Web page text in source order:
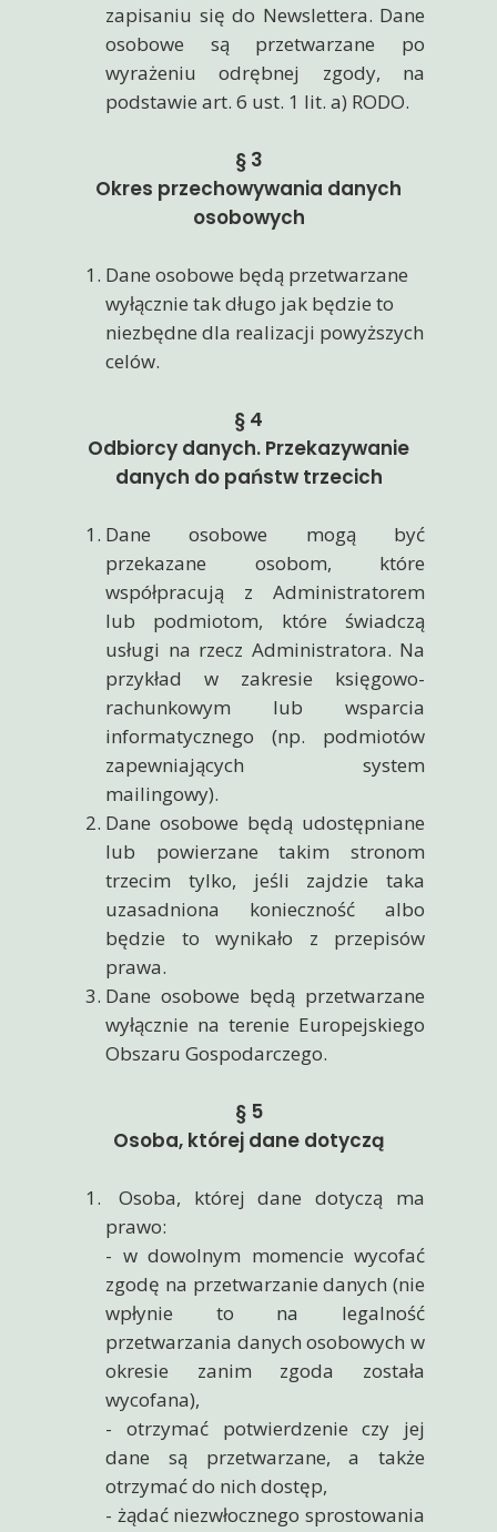
zapisaniu się do Newslettera. Dane
osobowe są przetwarzane po
wyrażeniu odrębnej zgody, na
podstawie art. 6 ust. 1 lit. a) RODO.
§ 3
Okres przechowywania danych
osobowych
Dane osobowe będą przetwarzane
wyłącznie tak długo jak będzie to
niezbędne dla realizacji powyższych
celów.
§ 4
Odbiorcy danych. Przekazywanie
danych do państw trzecich
Dane osobowe mogą być
przekazane osobom, które
współpracują z Administratorem
lub podmiotom, które świadczą
usługi na rzecz Administratora. Na
przykład w zakresie księgowo-
rachunkowym lub wsparcia
informatycznego (np. podmiotów
zapewniających system
mailingowy).
Dane osobowe będą udostępniane
lub powierzane takim stronom
trzecim tylko, jeśli zajdzie taka
uzasadniona konieczność albo
będzie to wynikało z przepisów
prawa.
Dane osobowe będą przetwarzane
wyłącznie na terenie Europejskiego
Obszaru Gospodarczego.
§ 5
Osoba, której dane dotyczą
Osoba, której dane dotyczą ma
prawo:
- w dowolnym momencie wycofać
zgodę na przetwarzanie danych (nie
wpłynie to na legalność
przetwarzania danych osobowych w
okresie zanim zgoda została
wycofana),
- otrzymać potwierdzenie czy jej
dane są przetwarzane, a także
otrzymać do nich dostęp,
- żądać niezwłocznego sprostowania